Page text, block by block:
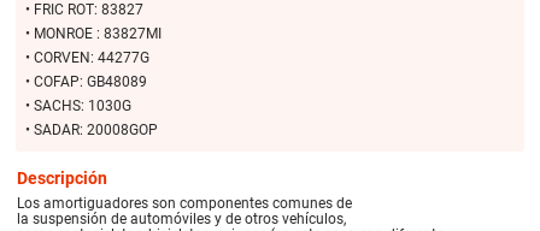
• FRIC ROT: 83827
• MONROE : 83827MI
• CORVEN: 44277G
• COFAP: GB48089
• SACHS: 1030G
• SADAR: 20008GOP
Descripción
Los amortiguadores son componentes comunes de
la suspensión de automóviles y de otros vehículos,